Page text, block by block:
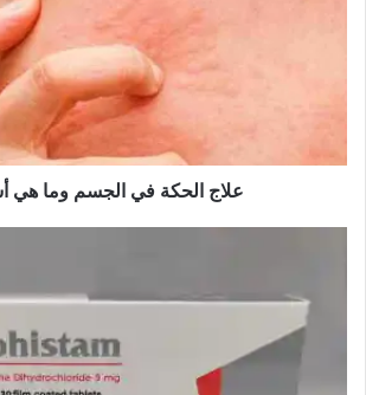
علاج الحكة في الجسم وما هي